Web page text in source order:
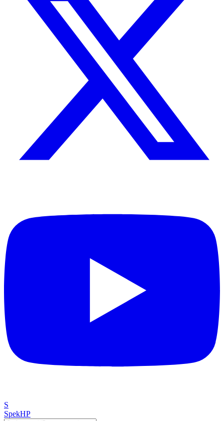
S
SpekHP